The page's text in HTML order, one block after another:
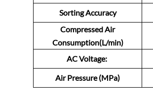
Sorting Accuracy
Compressed Air
Consumption(L/min)
AC Voltage:
Air Pressure (MPa)